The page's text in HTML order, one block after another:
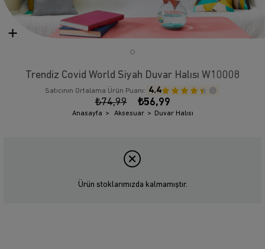
Trendiz Covid World Siyah Duvar Halısı W10008
Satıcının Ortalama Ürün Puanı: 4.4
₺74,99 ₺56,99
Anasayfa Aksesuar Duvar Halısı
Ürün stoklarımızda kalmamıştır.